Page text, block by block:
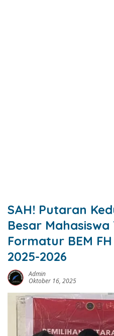
SAH! Putaran
Besar
Formatur BEM
2025-2026
Admin
Oktober 16, 2025